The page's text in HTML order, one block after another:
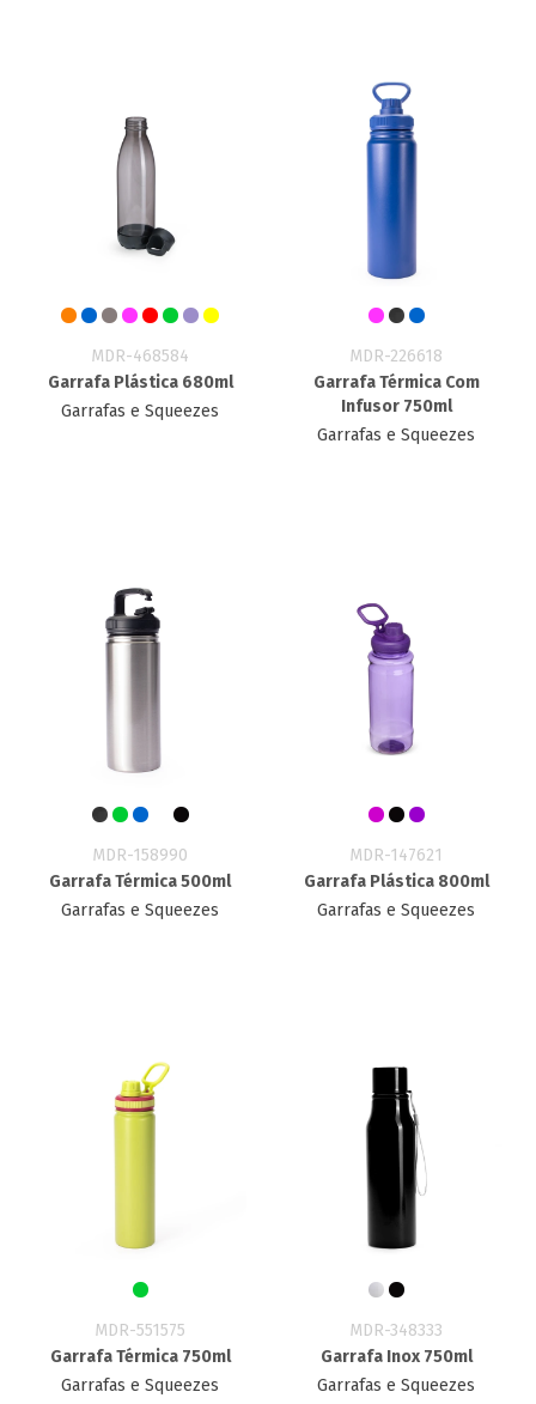
MDR-468584
Garrafa Plástica 680ml
Garrafas e Squeezes
MDR-226618
Garrafa Térmica Com
Infusor 750ml
Garrafas e Squeezes
MDR-158990
Garrafa Térmica 500ml
Garrafas e Squeezes
MDR-147621
Garrafa Plástica 800ml
Garrafas e Squeezes
MDR-551575
Garrafa Térmica 750ml
Garrafas e Squeezes
MDR-348333
Garrafa Inox 750ml
Garrafas e Squeezes